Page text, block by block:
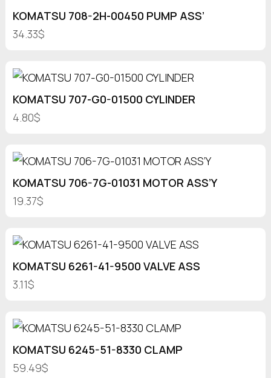
KOMATSU 708-2H-00450 PUMP ASS’
34.33$
KOMATSU 707-G0-01500 CYLINDER
4.80$
KOMATSU 706-7G-01031 MOTOR ASS’Y
19.37$
KOMATSU 6261-41-9500 VALVE ASS
3.11$
KOMATSU 6245-51-8330 CLAMP
59.49$